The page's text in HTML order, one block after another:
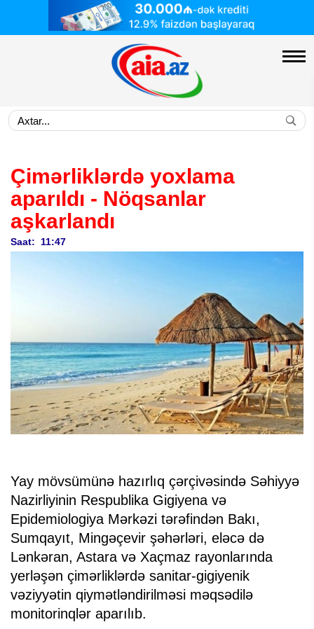
Çimərliklərdə yoxlama
aparıldı - Nöqsanlar
aşkarlandı
Saat: 11:47
Yay mövsümünə hazırlıq çərçivəsində Səhiyyə
Nazirliyinin Respublika Gigiyena və
Epidemiologiya Mərkəzi tərəfindən Bakı,
Sumqayıt, Mingəçevir şəhərləri, eləcə də
Lənkəran, Astara və Xaçmaz rayonlarında
yerləşən çimərliklərdə sanitar-gigiyenik
vəziyyətin qiymətləndirilməsi məqsədilə
monitorinqlər aparılıb.